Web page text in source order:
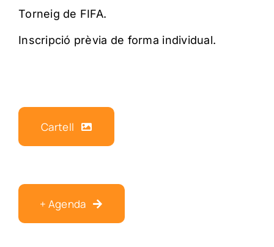
Torneig de FIFA.
Inscripció prèvia de forma individual.
Cartell
+ Agenda